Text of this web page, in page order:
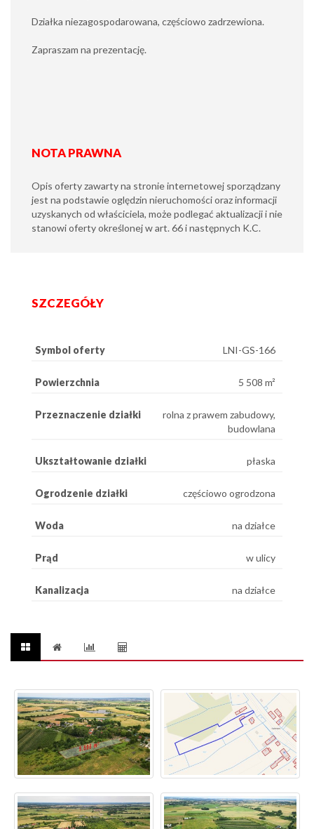
Działka niezagospodarowana, częściowo zadrzewiona.
Zapraszam na prezentację.
NOTA PRAWNA
Opis oferty zawarty na stronie internetowej sporządzany
jest na podstawie oględzin nieruchomości oraz informacji
uzyskanych od właściciela, może podlegać aktualizacji i nie
stanowi oferty określonej w art. 66 i następnych K.C.
SZCZEGÓŁY
Symbol oferty LNI-GS-166
Powierzchnia 5 508 m²
Przeznaczenie działki
rolna z prawem zabudowy,
budowlana
Ukształtowanie działki płaska
Ogrodzenie działki częściowo ogrodzona
Woda na działce
Prąd w ulicy
Kanalizacja na działce